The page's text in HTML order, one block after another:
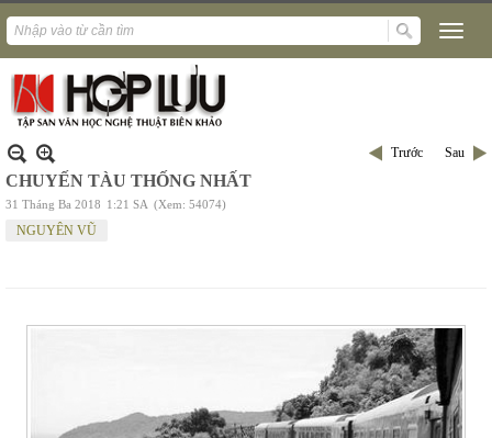
Trước Sau
CHUYẾN TÀU THỐNG NHẤT
31 Tháng Ba 2018 1:21 SA (Xem: 54074)
NGUYÊN VŨ